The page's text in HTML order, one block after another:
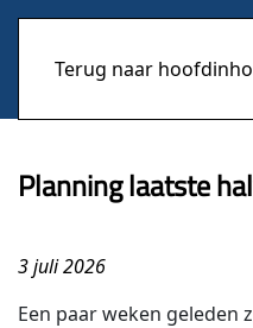
Terug naar
Planning laatste
3 juli 2026
Een paar weken geleden